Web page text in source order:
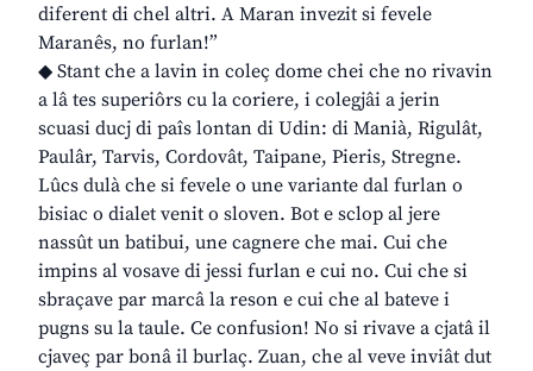
diferent di chel altri. A Maran invezit si fevele
Maranês, no furlan!”
◆ Stant che a lavin in coleç dome chei che no rivavin
a lâ tes superiôrs cu la coriere, i colegjâi a jerin
scuasi ducj di paîs lontan di Udin: di Manià, Rigulât,
Paulâr, Tarvis, Cordovât, Taipane, Pieris, Stregne.
Lûcs dulà che si fevele o une variante dal furlan o
bisiac o dialet venit o sloven. Bot e sclop al jere
nassût un batibui, une cagnere che mai. Cui che
impins al vosave di jessi furlan e cui no. Cui che si
sbraçave par marcâ la reson e cui che al bateve i
pugns su la taule. Ce confusion! No si rivave a cjatâ il
cjaveç par bonâ il burlaç. Zuan, che al veve inviât dut